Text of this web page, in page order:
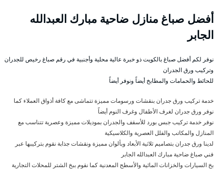
أفضل صباغ منازل ضاحية مبارك العبدالله
الجابر
نوفر لكم أفضل صباغ بالكويت ذو خبرة عالية محلية وأجنبية في رقم صباغ رخيص للجدران
وتركيب ورق الجدران
للحائط والحمامات والمطابخ أيضاً ونوفر أيضاً
خدمة تركيب ورق جدران بنقشات ورسومات مميزة تتماشى مع كافة أذواق العملاء كما
نوفر ورق جدران لغرف الأطفال وغرف النوم أيضاً
نوفر خدمة تركيب جبس بورد للأسقف والجدران بموديلات مميزة وعصرية تتناسب مع
المنازل والمكاتب والفلل العصرية والكلاسيكية
لدينا ورق جدران بتصاميم ثلاثية الأبعاد وبألوان مميزة ونقشات جذابة نقوم بتركيبها عبر
فني صباغ ضاحية مبارك العبدالله الجابر
بخ السيارات والخزانات المائية والأسطح المعدنية كما نقوم ببخ الشتر للمحلات التجارية